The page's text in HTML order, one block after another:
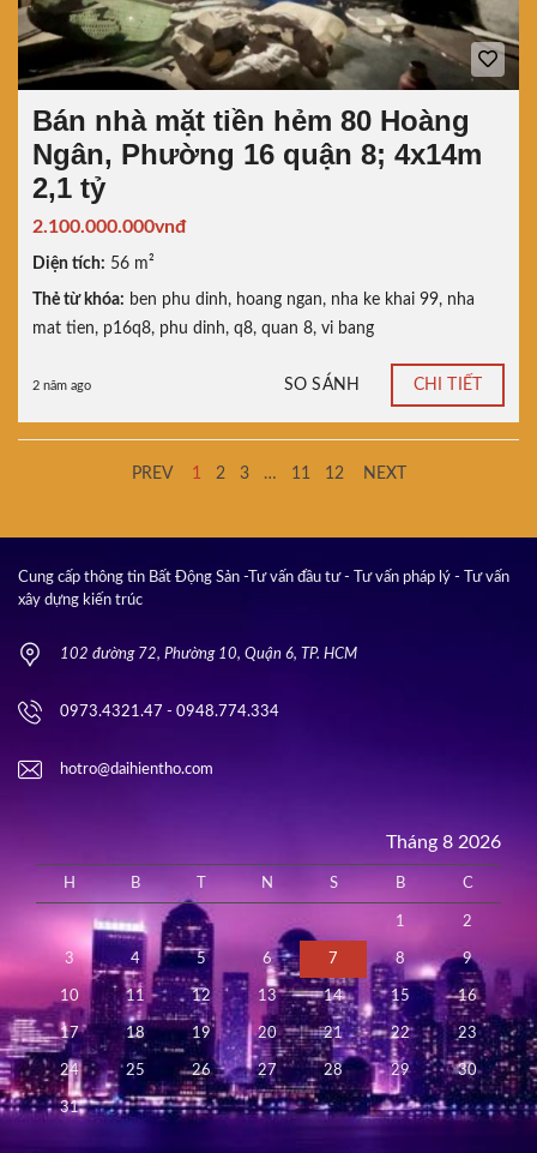
Bán nhà mặt tiền hẻm 80 Hoàng
Ngân, Phường 16 quận 8; 4x14m
2,1 tỷ
2.100.000.000vnđ
Diện tích: 56 m²
Thẻ từ khóa: ben phu dinh, hoang ngan, nha ke khai 99, nha
mat tien, p16q8, phu dinh, q8, quan 8, vi bang
2 năm ago SO SÁNH CHI TIẾT
PREV 1 2 3 … 11 12 NEXT
Cung cấp thông tin Bất Động Sản -Tư vấn đầu tư - Tư vấn pháp lý - Tư vấn
xây dựng kiến trúc
102 đường 72, Phường 10, Quận 6, TP. HCM
0973.4321.47 - 0948.774.334
hotro@daihientho.com
Tháng 8 2026
H B N S B C
1 2
3 4 5 6 7 8 9
10 11 12 13 14 15 16
17 18 19 20 21 22 23
24 25 26 27 28 29 30
31